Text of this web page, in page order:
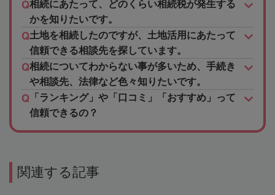
相続にあたって、どのくらい相続税が発生する
かを知りたいです。
土地を相続したのですが、土地活用にあたって
信頼できる相談先を探しています。
相続についてわからない事が多いため、手続き
や相談先、法律など色々知りたいです。
「ランキング」や「口コミ」「おすすめ」って
信頼できるの？
関連する記事